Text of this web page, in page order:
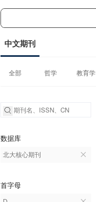
中文期刊
全部 哲学 教育学
数据库
北大核心期刊
首字母